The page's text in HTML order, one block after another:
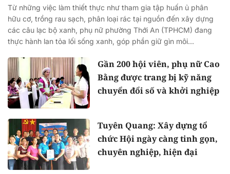
Từ những việc làm thiết thực như tham gia tập huấn ủ phân
hữu cơ, trồng rau sạch, phân loại rác tại nguồn đến xây dựng
các câu lạc bộ xanh, phụ nữ phường Thới An (TPHCM) đang
thực hành lan tỏa lối sống xanh, góp phần giữ gìn môi...
Gần 200 hội viên, phụ nữ Cao
Bằng được trang bị kỹ năng
chuyển đổi số và khởi nghiệp
Tuyên Quang: Xây dựng tổ
chức Hội ngày càng tinh gọn,
chuyên nghiệp, hiện đại